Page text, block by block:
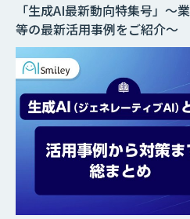
「生成AI最新動向特集号」～
等の最新活用事例をご紹介～